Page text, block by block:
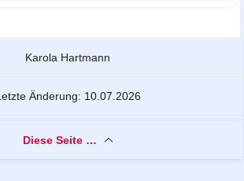
Karola Hartmann
Letzte Änderung: 10.07.2026
Diese Seite …